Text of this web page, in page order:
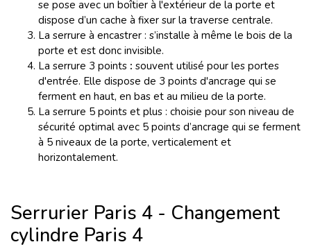
se pose avec un boîtier à l'extérieur de la porte et
dispose d’un cache à fixer sur la traverse centrale.
La serrure à encastrer : s’installe à même le bois de la
porte et est donc invisible.
La serrure 3 points : souvent utilisé pour les portes
d'entrée. Elle dispose de 3 points d'ancrage qui se
ferment en haut, en bas et au milieu de la porte.
La serrure 5 points et plus : choisie pour son niveau de
sécurité optimal avec 5 points d’ancrage qui se ferment
à 5 niveaux de la porte, verticalement et
horizontalement.
Serrurier Paris 4 - Changement
cylindre Paris 4